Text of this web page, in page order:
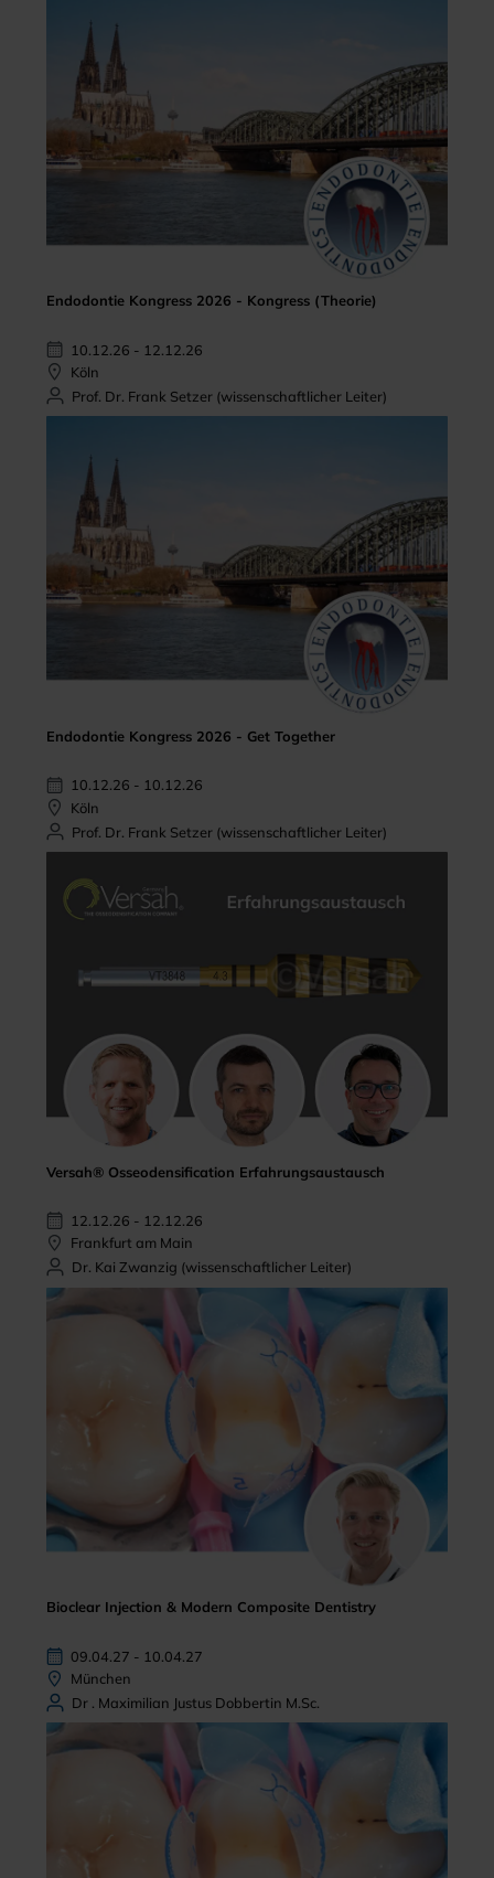
Endodontie Kongress 2026 - Kongress (Theorie)
10.12.26 - 12.12.26
Köln
Prof. Dr. Frank Setzer (wissenschaftlicher Leiter)
Endodontie Kongress 2026 - Get Together
10.12.26 - 10.12.26
Köln
Prof. Dr. Frank Setzer (wissenschaftlicher Leiter)
Versah® Osseodensification Erfahrungsaustausch
12.12.26 - 12.12.26
Frankfurt am Main
Dr. Kai Zwanzig (wissenschaftlicher Leiter)
Bioclear Injection & Modern Composite Dentistry
09.04.27 - 10.04.27
München
Dr . Maximilian Justus Dobbertin M.Sc.